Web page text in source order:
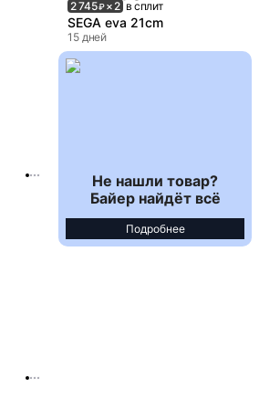
2 745₽× 2 в сплит
SEGA eva 21cm
15 дней
Не нашли товар?
Байер найдёт всё
Подробнее